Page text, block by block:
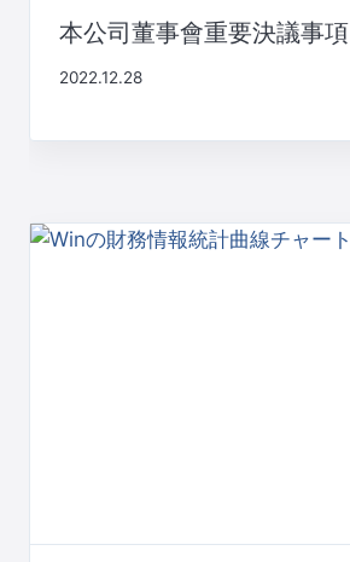
本公司董事會重要決議事項
2022.12.28